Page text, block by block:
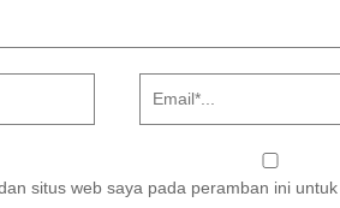
situs web saya pada peramban ini